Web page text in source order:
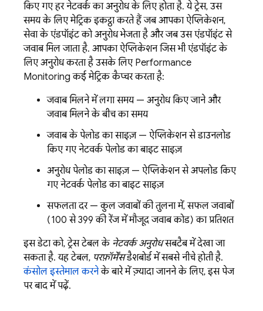
किए गए हर नेटवर्क का अनुरोध के लिए होता है. ये ट्रेस, उस
समय के लिए मेट्रिक इकट्ठा करते हैं जब आपका ऐप्लिकेशन,
सेवा के एंडपॉइंट को अनुरोध भेजता है और जब उस एंडपॉइंट से
जवाब मिल जाता है. आपका ऐप्लिकेशन जिस भी एंडपॉइंट के
लिए अनुरोध करता है उसके लिए Performance
Monitoring कई मेट्रिक कैप्चर करता है:
जवाब मिलने में लगा समय — अनुरोध किए जाने और
जवाब मिलने के बीच का समय
जवाब के पेलोड का साइज़ — ऐप्लिकेशन से डाउनलोड
किए गए नेटवर्क पेलोड का बाइट साइज़
अनुरोध पेलोड का साइज़ — ऐप्लिकेशन से अपलोड किए
गए नेटवर्क पेलोड का बाइट साइज़
सफलता दर — कुल जवाबों की तुलना में, सफल जवाबों
(100 से 399 की रेंज में मौजूद जवाब कोड) का प्रतिशत
इस डेटा को, ट्रेस टेबल के नेटवर्क अनुरोधसबटैब में देखा जा
सकता है. यह टेबल, परफ़ॉर्मेंसडैशबोर्ड में सबसे नीचे होती है.
कंसोल इस्तेमाल करनेके बारे में ज़्यादा जानने के लिए, इस पेज
पर बाद में पढ़ें.